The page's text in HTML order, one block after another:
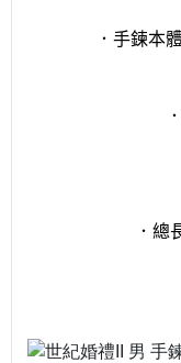
．手鍊本
．總